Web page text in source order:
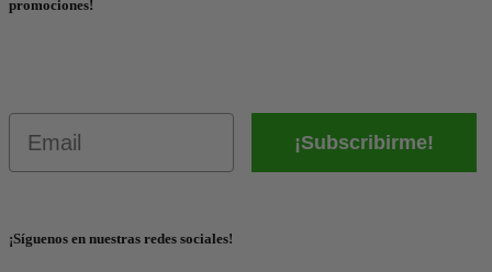
promociones!
¡Subscribirme!
¡Síguenos en nuestras redes sociales!